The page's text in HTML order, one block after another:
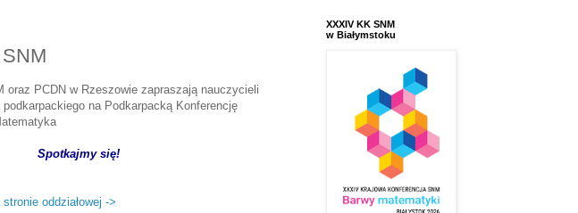
oraz PCDN w Rzeszowie zapraszają nauczycieli
na Podkarpacką Konferencję
Spotkajmy się!
stronie oddziałowej ->
XXXIV KK SNM
w Białymstoku